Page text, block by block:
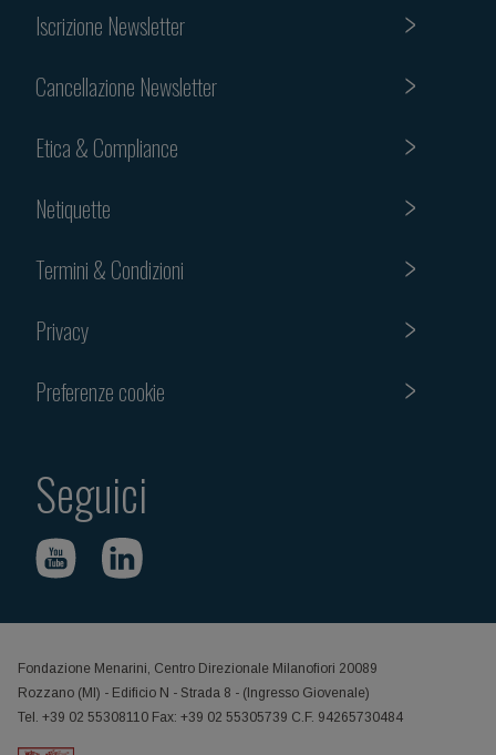
Iscrizione Newsletter
Cancellazione Newsletter
Etica & Compliance
Netiquette
Termini & Condizioni
Privacy
Preferenze cookie
Seguici
Fondazione Menarini, Centro Direzionale Milanofiori 20089
Rozzano (MI) - Edificio N - Strada 8 - (Ingresso Giovenale)
Tel. +39 02 55308110 Fax: +39 02 55305739 C.F. 94265730484